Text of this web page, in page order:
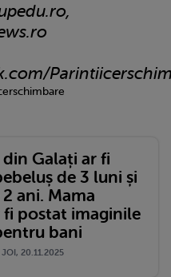
Galați ar fi
de 3 luni și
ani. Mama
postat imaginile
bani
JOI, 20.11.2025